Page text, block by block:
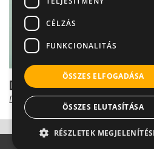
Duzzanat az agyburkon -
Dr. Ertsey Csaba
CÉLZÁS
FUNKCIONALITÁS
ÖSSZES ELFOGADÁSA
ÖSSZES ELUTASÍTÁSA
RÉSZLETEK